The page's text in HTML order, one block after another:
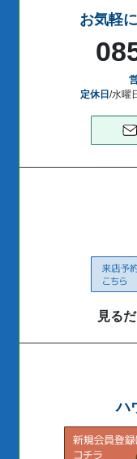
お気軽
定休日 /水曜
見る
ハ